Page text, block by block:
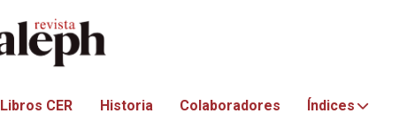
Libros CER Historia Colaboradores Índices